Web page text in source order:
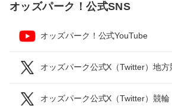
オッズパーク！公式SNS
オッズパーク！公式YouTube
オッズパーク公式X（Twitter）地方
オッズパーク公式X（Twitter）競輪